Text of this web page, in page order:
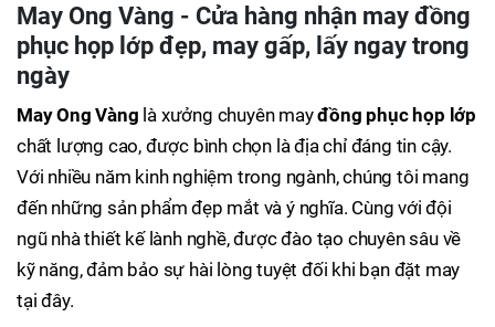
May Ong Vàng - Cửa hàng nhận may đồng
phục họp lớp đẹp, may gấp, lấy ngay trong
ngày
May Ong Vàng là xưởng chuyên mayđồng phục họp lớp
chất lượng cao, được bình chọn là địa chỉ đáng tin cậy.
Với nhiều năm kinh nghiệm trong ngành, chúng tôi mang
đến những sản phẩm đẹp mắt và ý nghĩa. Cùng với đội
ngũ nhà thiết kế lành nghề, được đào tạo chuyên sâu về
kỹ năng, đảm bảo sự hài lòng tuyệt đối khi bạn đặt may
tại đây.